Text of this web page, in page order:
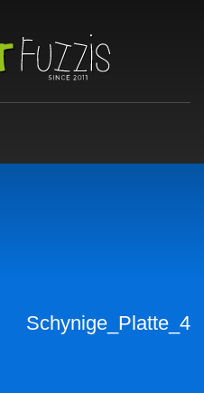
Schynige_Platte_4